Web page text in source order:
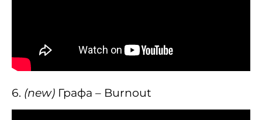
6. (new) Графа – Burnout